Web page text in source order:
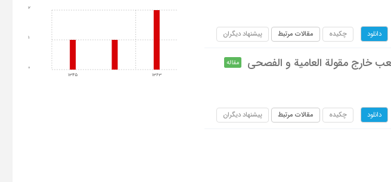
دانلود چکیده مقالات مرتبط پیشنهاد دیگران
خارج مقولة العامیة و الفصحی مقاله
دانلود چکیده مقالات مرتبط پیشنهاد دیگران
1345 1363
0
1
2